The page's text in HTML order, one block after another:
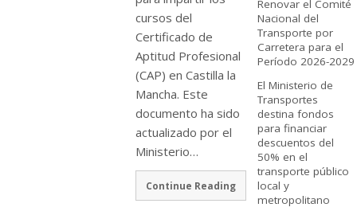
cursos del
Certificado de
Aptitud Profesional
(CAP) en Castilla la
Mancha. Este
documento ha sido
actualizado por el
Ministerio…
Continue Reading
Renovar el Comité
Nacional del
Transporte por
Carretera para el
Período 2026-2029
El Ministerio de
Transportes
destina fondos
para financiar
descuentos del
50% en el
transporte público
local y
metropolitano